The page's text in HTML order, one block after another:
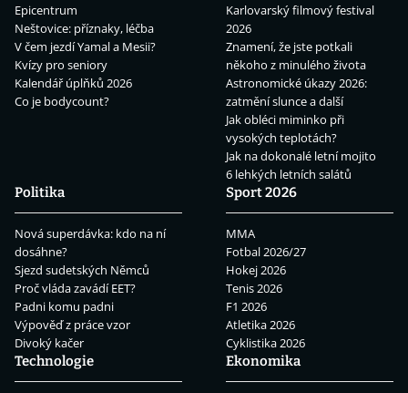
Epicentrum
Neštovice: příznaky, léčba
V čem jezdí Yamal a Mesii?
Kvízy pro seniory
Kalendář úplňků 2026
Co je bodycount?
Karlovarský filmový festival
2026
Znamení, že jste potkali
někoho z minulého života
Astronomické úkazy 2026:
zatmění slunce a další
Jak obléci miminko při
vysokých teplotách?
Jak na dokonalé letní mojito
6 lehkých letních salátů
Politika
Nová superdávka: kdo na ní
dosáhne?
Sjezd sudetských Němců
Proč vláda zavádí EET?
Padni komu padni
Výpověď z práce vzor
Divoký kačer
Sport 2026
MMA
Fotbal 2026/27
Hokej 2026
Tenis 2026
F1 2026
Atletika 2026
Cyklistika 2026
Technologie
Ekonomika